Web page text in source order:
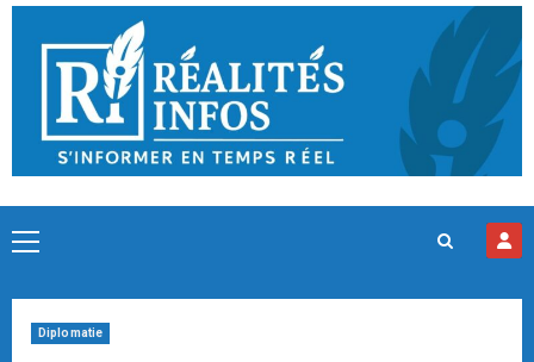
Skip
content
Primary
Diplomatie